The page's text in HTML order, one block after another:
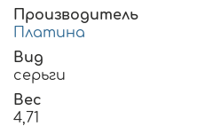
Производитель
Платина
Вид
серьги
Вес
4,71